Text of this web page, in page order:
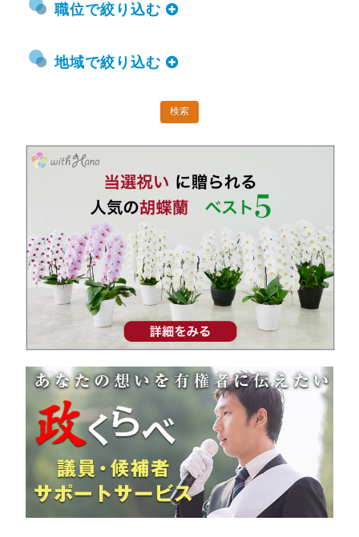
職位で絞り込む
地域で絞り込む